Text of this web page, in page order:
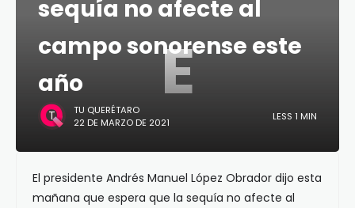
E
sequía no afecte al
campo sonorense este
año
TU QUERÉTARO
22 DE MARZO DE 2021
LESS 1 MIN
El presidente Andrés Manuel López Obrador dijo esta
mañana que espera que la sequía no afecte al